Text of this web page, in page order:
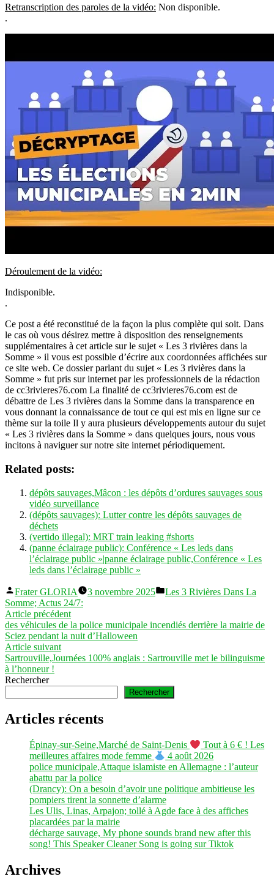
Retranscription des paroles de la vidéo: Non disponible.
.
Déroulement de la vidéo:
Indisponible.
.
Ce post a été reconstitué de la façon la plus complète qui soit. Dans
le cas où vous désirez mettre à disposition des renseignements
supplémentaires à cet article sur le sujet « Les 3 rivières dans la
Somme » il vous est possible d’écrire aux coordonnées affichées sur
ce site web. Ce dossier parlant du sujet « Les 3 rivières dans la
Somme » fut pris sur internet par les professionnels de la rédaction
de cc3rivieres76.com La finalité de cc3rivieres76.com est de
débattre de Les 3 rivières dans la Somme dans la transparence en
vous donnant la connaissance de tout ce qui est mis en ligne sur ce
thème sur la toile Il y aura plusieurs développements autour du sujet
« Les 3 rivières dans la Somme » dans quelques jours, nous vous
incitons à naviguer sur notre site internet périodiquement.
Related posts:
dépôts sauvages,Mâcon : les dépôts d’ordures sauvages sous
vidéo surveillance
(dépôts sauvages): Lutter contre les dépôts sauvages de
déchets
(vertido illegal): MRT train leaking #shorts
(panne éclairage public): Conférence « Les leds dans
l’éclairage public »|panne éclairage public,Conférence « Les
leds dans l’éclairage public »
Publié
par
Frater GLORIA 3 novembre 2025
Publié
Les 3 Rivières Dans La
Somme; Actus 24/7:
Navigation
de
l’article
Article précédentArticle
précédent :
des véhicules de la police municipale incendiés derrière la mairie de
Sciez pendant la nuit d’Halloween
Article suivantArticle
suivant :
Sartrouville,Journées 100% anglais : Sartrouville met le bilinguisme
à l’honneur !
Rechercher
Rechercher
Articles récents
Épinay-sur-Seine,Marché de Saint-Denis
Tout à 6 € ! Les
meilleures affaires mode femme
4 août 2026
police municipale,Attaque islamiste en Allemagne : l’auteur
abattu par la police
(Drancy): On a besoin d’avoir une politique ambitieuse les
pompiers tirent la sonnette d’alarme
Les Ulis, Linas, Arpajon; tollé à Agde face à des affiches
placardées par la mairie
décharge sauvage, My phone sounds brand new after this
song! This Speaker Cleaner Song is going sur Tiktok
Archives